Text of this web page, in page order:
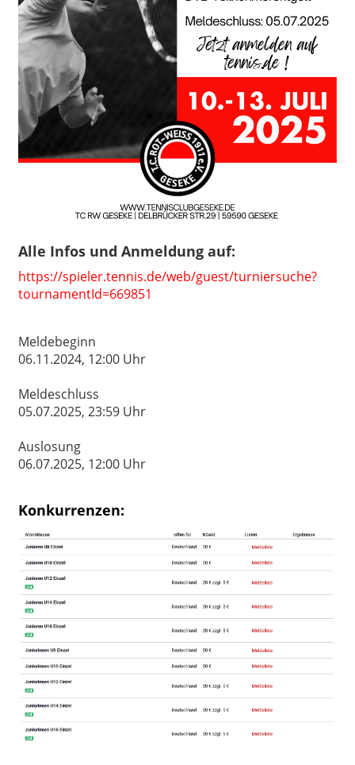
Alle Infos und Anmeldung auf:
https://spieler.tennis.de/web/guest/turniersuche?
tournamentId=669851
Meldebeginn
06.11.2024, 12:00 Uhr
Meldeschluss
05.07.2025, 23:59 Uhr
Auslosung
06.07.2025, 12:00 Uhr
Konkurrenzen: